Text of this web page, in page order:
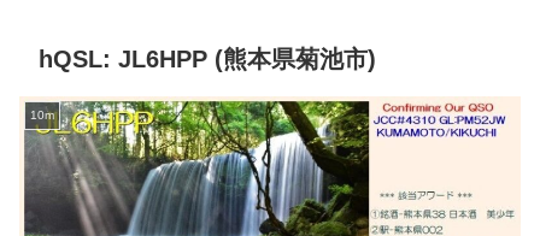
hQSL: JL6HPP (熊本県菊池市)
10m